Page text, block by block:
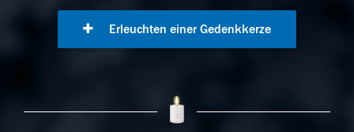
Erleuchten einer Gedenkkerze